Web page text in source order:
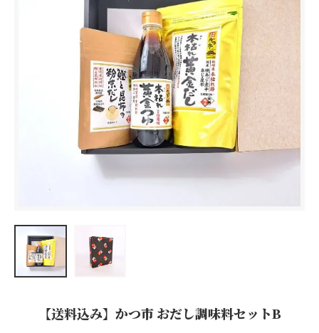
【送料込み】かつ市 おだし調味料セットB